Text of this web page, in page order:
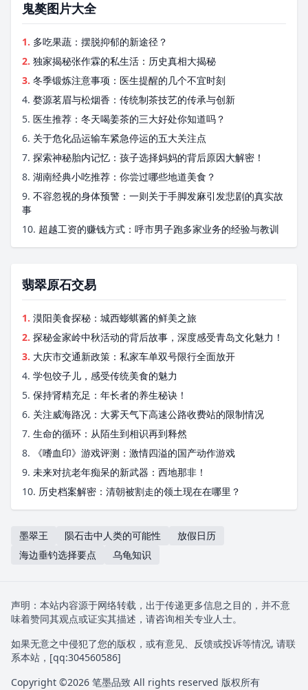
鬼獒图片大全
1. 多吃果蔬：摆脱抑郁的新途径？
2. 独家揭秘张作霖的私生活：历史真相大揭秘
3. 冬季锻炼注意事项：医生提醒的几个不宜时刻
4. 婺源茗眉与松烟香：传统制茶技艺的传承与创新
5. 医生推荐：冬天喝姜茶的三大好处你知道吗？
6. 关于危化品运输车紧急停运的五大关注点
7. 探索神秘胎内记忆：孩子选择妈妈的背后原因大解密！
8. 湖南经典小吃推荐：你尝过哪些地道美食？
9. 不容忽视的身体预警：一则关于手脚发麻引发悲剧的真实故
事
10. 超越工资的赚钱方式：呼市男子跑多家业务的经验与教训
翡翠原石交易
1. 漠阳美食探秘：城西蟛蜞酱的鲜美之旅
2. 探秘金家岭中秋活动的背后故事，深度感受青岛文化魅力！
3. 大庆市交通新政策：私家车单双号限行全面放开
4. 学包饺子儿，感受传统美食的魅力
5. 保持肾精充足：年长者的养生秘诀！
6. 关注威海路况：大雾天气下高速公路收费站的限制情况
7. 生命的循环：从陌生到相识再到释然
8.
《嗜血印》游戏评测：激情四溢的国产动作游戏
9. 未来对抗老年痴呆的新武器：西地那非！
10. 历史档案解密：清朝被割走的领土现在在哪里？
墨翠王 陨石击中人类的可能性
放假日历
海边垂钓选择要点
乌龟知识
声明：本站内容源于网络转载，出于传递更多信息之目的，并不意
味着赞同其观点或证实其描述，请咨询相关专业人士。
如果无意之中侵犯了您的版权，或有意见、反馈或投诉等情况, 请联
系本站，[qq:304560586]
Copyright ©2026 笔墨品致 All rights reserved 版权所有